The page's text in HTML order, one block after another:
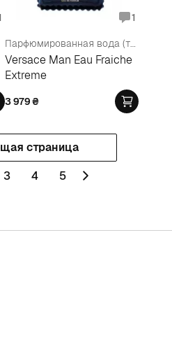
1
Парфюмированная вода (тестер)
Versace Man Eau Fraiche
Extreme
3 979₴
страница
3 4 5